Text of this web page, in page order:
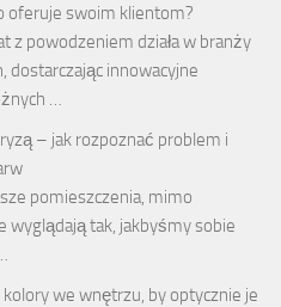
oferuje swoim klientom?
z powodzeniem działa w branży
dostarczając innowacyjne
…
– jak rozpoznać problem i
pomieszczenia, mimo
wyglądają tak, jakbyśmy sobie
kolory we wnętrzu, by optycznie je